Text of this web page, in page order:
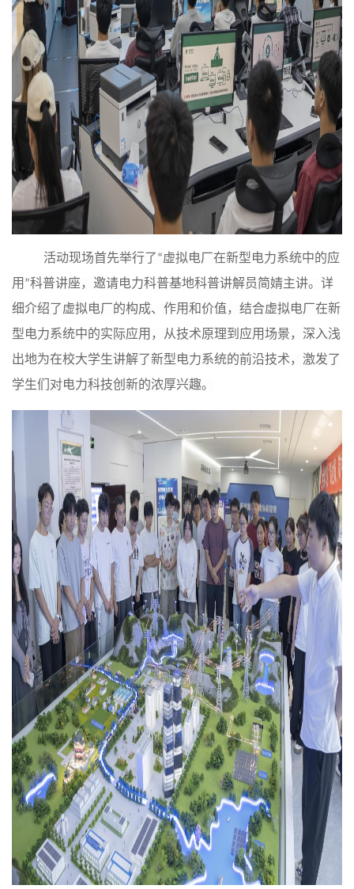
活动现场首先举行了“虚拟电厂在新型电力系统中的应
用”科普讲座，邀请电力科普基地科普讲解员简婧主讲。 详
细介绍了虚拟电厂的构成、作用和价值， 结合虚拟电厂在新
型电力系统中的实际应用，从技术原理到应用场景，深入浅
出地为在校大学生讲解了新型电力系统的前沿技术 ，激发了
学生们 对电力科技创新的浓厚兴趣。